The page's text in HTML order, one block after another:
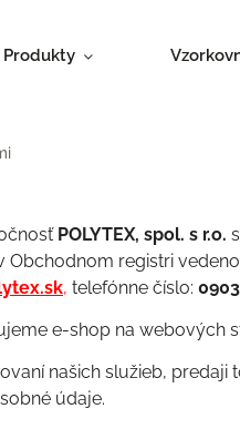
Produkty
POLYTEX, spol. s r.o.
Obchodnom registri
, telefónne číslo:
e-shop na webových
našich služieb,
údaje.